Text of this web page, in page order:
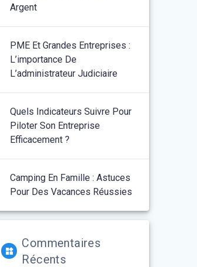
Argent
PME Et Grandes Entreprises :
L’importance De
L’administrateur Judiciaire
Quels Indicateurs Suivre Pour
Piloter Son Entreprise
Efficacement ?
Camping En Famille : Astuces
Pour Des Vacances Réussies
Commentaires
Récents